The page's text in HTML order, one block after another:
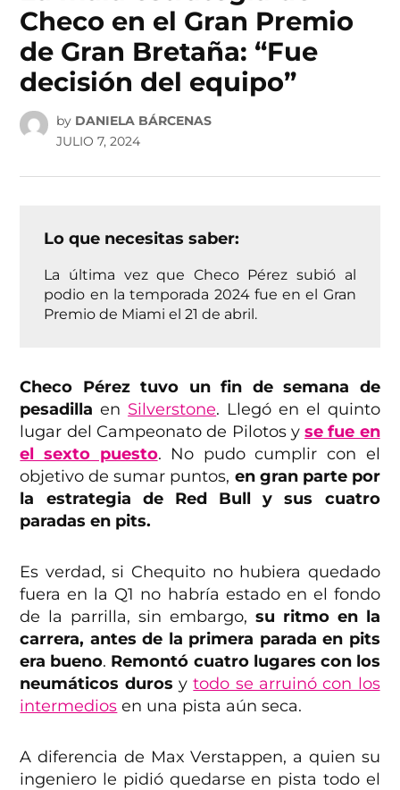
Checo en el Gran Premio
de Gran Bretaña: “Fue
decisión del equipo”
by DANIELA BÁRCENAS
JULIO 7, 2024
Lo que necesitas saber:
La última vez que Checo Pérez subió al
podio en la temporada 2024 fue en el Gran
Premio de Miami el 21 de abril.
Checo Pérez tuvo un fin de semana de
pesadilla en Silverstone. Llegó en el quinto
lugar del Campeonato de Pilotos yse fue en
el sexto puesto. No pudo cumplir con el
objetivo de sumar puntos, en gran parte por
la estrategia de Red Bull y sus cuatro
paradas en pits.
Es verdad, si Chequito no hubiera quedado
fuera en la Q1 no habría estado en el fondo
de la parrilla, sin embargo, su ritmo en la
carrera, antes de la primera parada en pits
era bueno. Remontó cuatro lugares con los
neumáticos duros ytodo se arruinó con los
intermedios en una pista aún seca.
A diferencia de Max Verstappen, a quien su
ingeniero le pidió quedarse en pista todo el